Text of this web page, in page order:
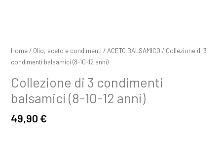
Home / Olio, aceto e condimenti / ACETO BALSAMICO / Collezione di 3
condimenti balsamici (8-10-12 anni)
Collezione di 3 condimenti
balsamici (8-10-12 anni)
49,90 €